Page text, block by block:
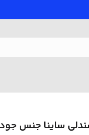
ساینا جنس